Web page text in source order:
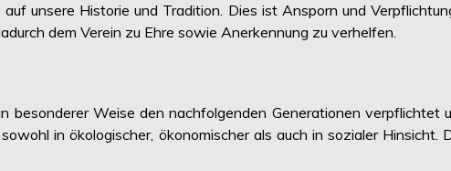
unsere Historie und Tradition. Dies ist Ansporn und
dem Verein zu Ehre sowie Anerkennung zu verhelfen.
Weise den nachfolgenden Generationen verpflichtet
in ökologischer, ökonomischer als auch in sozialer Hinsicht.